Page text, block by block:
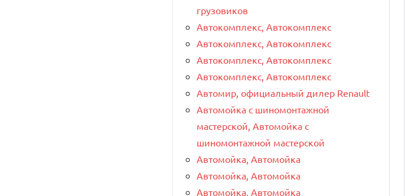
грузовиков
Автокомплекс, Автокомплекс
Автокомплекс, Автокомплекс
Автокомплекс, Автокомплекс
Автокомплекс, Автокомплекс
Автомир, официальный дилер Renault
Автомойка с шиномонтажной
мастерской, Автомойка с
шиномонтажной мастерской
Автомойка, Автомойка
Автомойка, Автомойка
Автомойка, Автомойка